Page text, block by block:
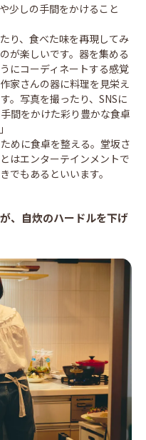
少しの手間をかけること
り、食べた味を再現してみ
が楽しいです。器を集める
にコーディネートする感覚
家さんの器に料理を見栄え
。写真を撮ったり、SNSに
間をかけた彩り豊かな食卓
めに食卓を整える。堂坂さ
はエンターテインメントで
でもあるといいます。
、自炊のハードルを下げ